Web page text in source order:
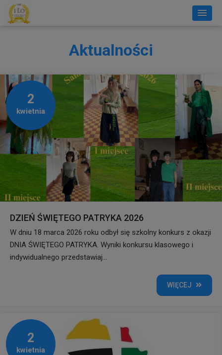
Aktualności
2
kwietnia
DZIEŃ ŚWIĘTEGO PATRYKA 2026
W dniu 18 marca 2026 roku odbył się szkolny konkurs z okazji
DNIA ŚWIĘTEGO PATRYKA. Wyniki konkursu klasowego i
indywidualnego przedstawiaj...
WIĘCEJ
2
kwietnia